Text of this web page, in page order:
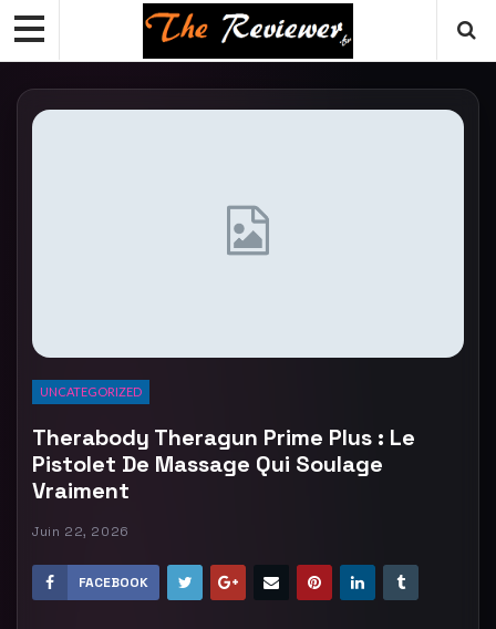
UNCATEGORIZED
Therabody Theragun Prime Plus : Le
Pistolet De Massage Qui Soulage
Vraiment
Juin 22, 2026
FACEBOOK